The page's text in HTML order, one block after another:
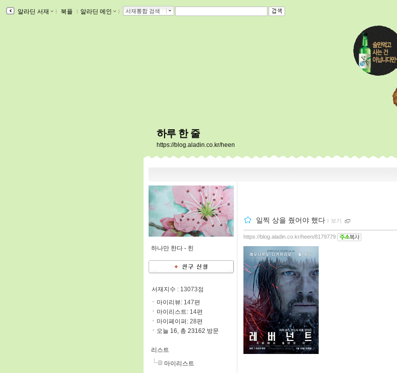
알라딘 서재 ｌ 북플 ｌ 알라딘 메인 ｌ 서재통합 검색
하루 한 줄
https://blog.aladin.co.kr/heen
하나만 한다 - 힌
서재지수 : 13073점
마이리뷰: 147편
마이리스트: 14편
마이페이퍼: 28편
오늘 16, 총 23162 방문
리스트
마이리스트
일찍 상을 줬어야 했다 ｌ 보기
https://blog.aladin.co.kr/heen/8179779